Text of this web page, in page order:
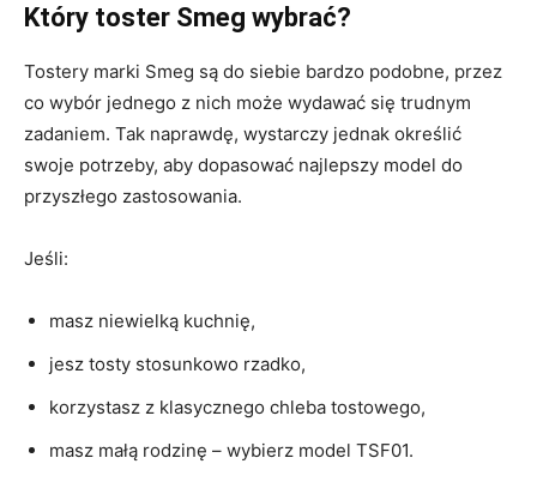
Który toster Smeg wybrać?
Tostery marki Smeg są do siebie bardzo podobne, przez
co wybór jednego z nich może wydawać się trudnym
zadaniem. Tak naprawdę, wystarczy jednak określić
swoje potrzeby, aby dopasować najlepszy model do
przyszłego zastosowania.
Jeśli:
masz niewielką kuchnię,
jesz tosty stosunkowo rzadko,
korzystasz z klasycznego chleba tostowego,
masz małą rodzinę – wybierz model TSF01.